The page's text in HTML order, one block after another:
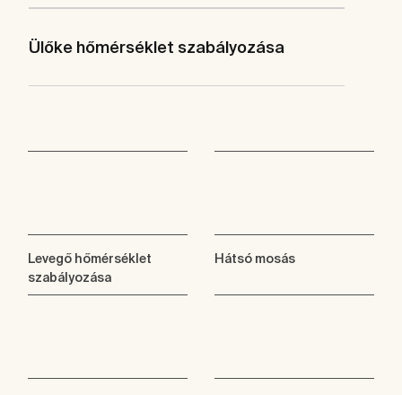
Ülőke hőmérséklet szabályozása
Levegő hőmérséklet
szabályozása
Hátsó mosás